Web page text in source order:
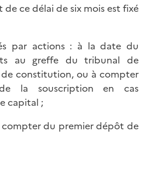
ce délai de six mois est fixé
par actions : à la date du
au greffe du tribunal de
constitution, ou à compter
la souscription en cas
capital ;
compter du premier dépôt de